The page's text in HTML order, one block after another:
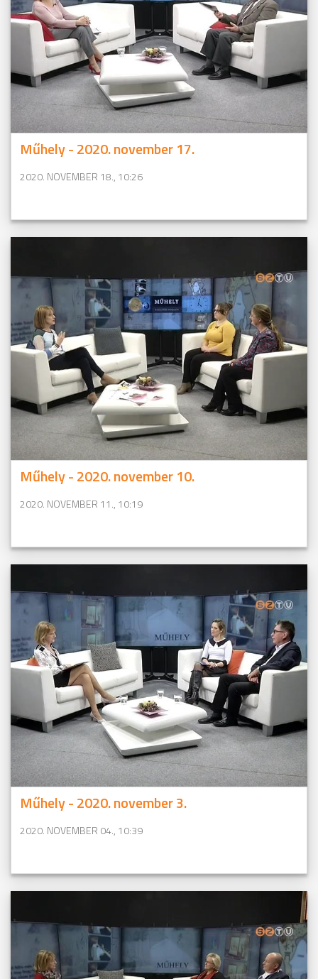
Műhely - 2020. november 17.
2020. NOVEMBER 18., 10:26
Műhely - 2020. november 10.
2020. NOVEMBER 11., 10:19
Műhely - 2020. november 3.
2020. NOVEMBER 04., 10:39